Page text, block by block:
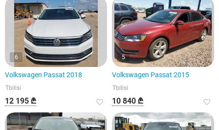
6
Volkswagen Passat 2018
Tbilisi
12 195 ₾
5
Volkswagen Passat 2015
Tbilisi
10 840 ₾